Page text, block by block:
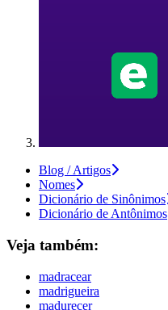
Blog / Artigos
Nomes
Dicionário de Sinônimos
Dicionário de Antônimos
Veja também:
madracear
madrigueira
madurecer